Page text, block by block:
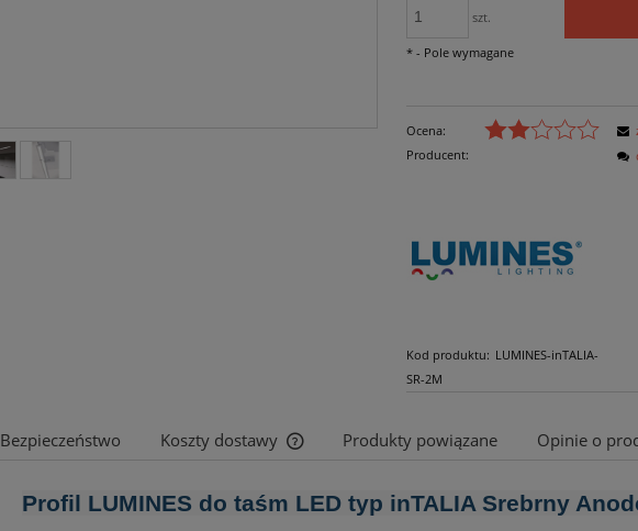
szt.
*- Pole wymagane
Ocena:
Producent:
Kod produktu: LUMINES-inTALIA-
SR-2M
Bezpieczeństwo Koszty dostawy
Cena nie zawiera ewentualnych kosztów
płatności
Produkty powiązane Opinie o
Profil LUMINES do taśm LED typ inTALIA Srebrny